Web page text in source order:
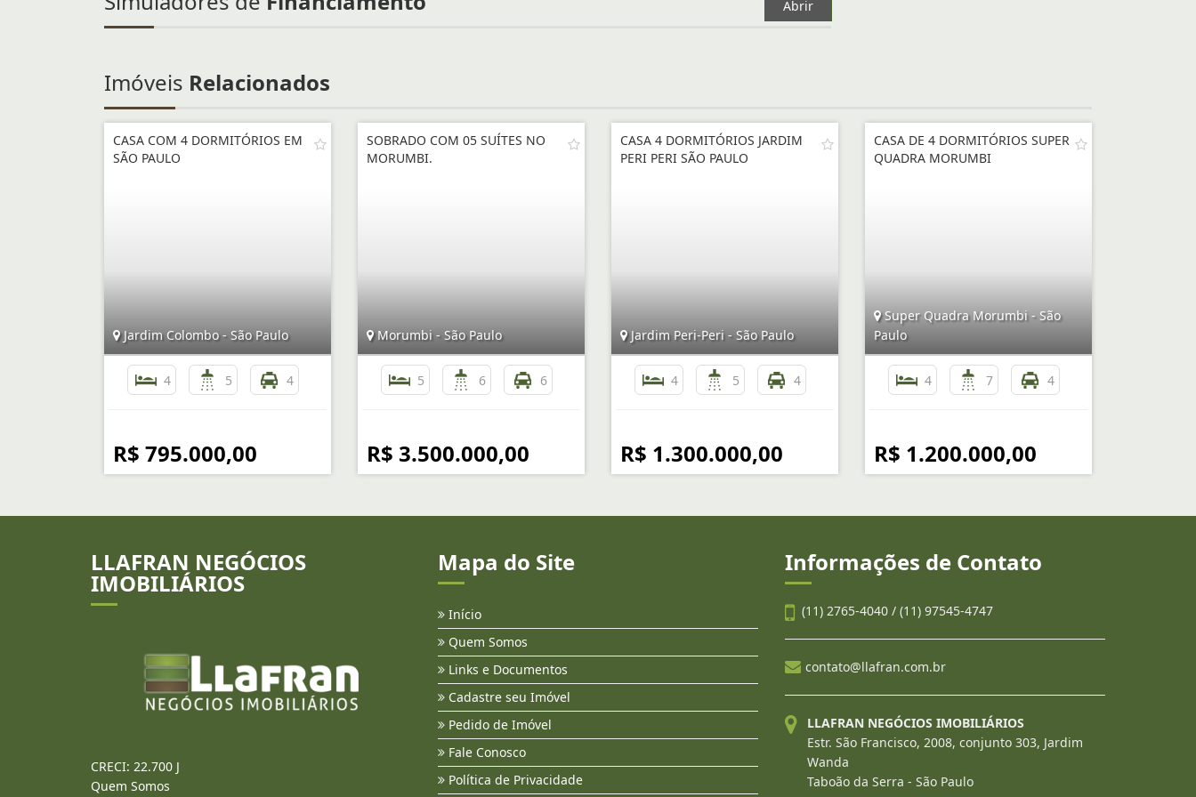
Abrir
Imóveis Relacionados
CASA COM 4 DORMITÓRIOS EM
SÃO PAULO
Jardim Colombo - São Paulo
4 5 4
R$ 795.000,00
SOBRADO COM 05 SUÍTES NO
MORUMBI.
Morumbi - São Paulo
5 6 6
R$ 3.500.000,00
CASA 4 DORMITÓRIOS JARDIM
PERI PERI SÃO PAULO
Jardim Peri-Peri - São Paulo
4 5 4
R$ 1.300.000,00
CASA DE 4 DORMITÓRIOS SUPER
QUADRA MORUMBI
Super Quadra Morumbi - São
Paulo
4 7 4
R$ 1.200.000,00
LLAFRAN NEGÓCIOS
IMOBILIÁRIOS
CRECI: 22.700 J
Quem Somos
Mapa do Site
Início
Quem Somos
Links e Documentos
Cadastre seu Imóvel
Pedido de Imóvel
Fale Conosco
Política de Privacidade
Informações de Contato
(11) 2765-4040 / (11) 97545-4747
contato@llafran.com.br
LLAFRAN NEGÓCIOS IMOBILIÁRIOS
Estr. São Francisco, 2008, conjunto 303, Jardim
Wanda
Taboão da Serra - São Paulo